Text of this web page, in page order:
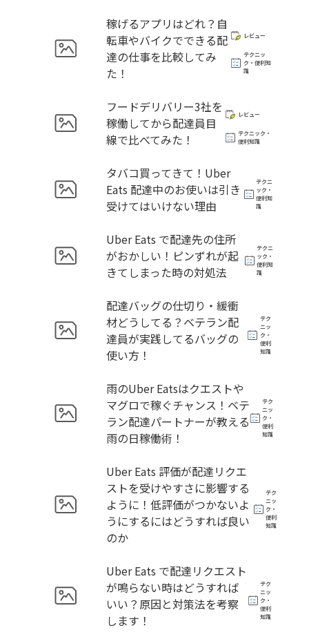
稼げるアプリはどれ？自
転車やバイクでできる配
達の仕事を比較してみ
た！
レビュー
テクニッ
ク・便利知
識
フードデリバリー3社を
稼働してから配達員目
線で比べてみた！
レビュー
テクニック・
便利知識
タバコ買ってきて！Uber
Eats 配達中のお使いは引き
受けてはいけない理由
テクニ
ック・
便利知
識
Uber Eats で配達先の住所
がおかしい！ピンずれが起
きてしまった時の対処法
テクニ
ック・
便利知
識
配達バッグの仕切り・緩衝
材どうしてる？ベテラン配
達員が実践してるバッグの
使い方！
テク
ニッ
ク・
便利
知識
雨のUber Eatsはクエストや
マグロで稼ぐチャンス！ベテ
ラン配達パートナーが教える
雨の日稼働術！
テク
ニッ
ク・
便利
知識
Uber Eats 評価が配達リクエ
ストを受けやすさに影響する
ように！低評価がつかないよ
うにするにはどうすれば良い
のか
テク
ニッ
ク・
便利
知識
Uber Eats で配達リクエスト
が鳴らない時はどうすれば
いい？原因と対策法を考察
します！
テク
ニッ
ク・
便利
知識